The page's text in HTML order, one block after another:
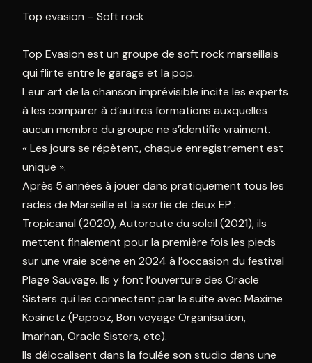
Top evasion – Soft rock
Top Evasion est un groupe de soft rock marseillais
qui flirte entre le garage et la pop.
Leur art de la chanson imprévisible incite les experts
à les comparer à d’autres formations auxquelles
aucun membre du groupe ne s’identifie vraiment.
« Les jours se répètent, chaque enregistrement est
unique ».
Après 5 années à jouer dans pratiquement tous les
rades de Marseille et la sortie de deux EP :
Tropicanal (2020), Autoroute du soleil (2021), ils
mettent finalement pour la première fois les pieds
sur une vraie scène en 2024 à l’occasion du festival
Plage Sauvage. Ils y font l’ouverture des Oracle
Sisters qui les connectent par la suite avec Maxime
Kosinetz (Papooz, Bon voyage Organisation,
Imarhan, Oracle Sisters, etc).
Ils délocalisent dans la foulée son studio dans une